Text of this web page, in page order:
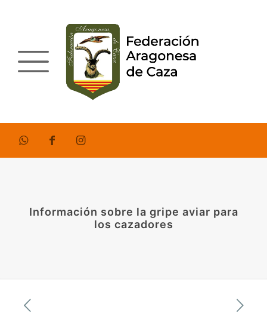
Información sobre la gripe aviar para
los cazadores